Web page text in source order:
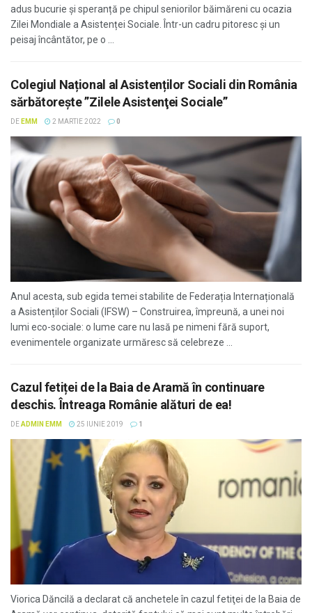
adus bucurie și speranță pe chipul seniorilor băimăreni cu ocazia
Zilei Mondiale a Asistenței Sociale. Într-un cadru pitoresc și un
peisaj încântător, pe o ...
Colegiul Național al Asistenților Sociali din România
sărbătorește ”Zilele Asistenţei Sociale”
DE EMM 2 MARTIE 2022 0
Anul acesta, sub egida temei stabilite de Federația Internațională
a Asistenților Sociali (IFSW) – Construirea, împreună, a unei noi
lumi eco-sociale: o lume care nu lasă pe nimeni fără suport,
evenimentele organizate urmăresc să celebreze ...
Cazul fetiței de la Baia de Aramă în continuare
deschis. Întreaga Românie alături de ea!
DEADMIN EMM 25 IUNIE 2019 1
Viorica Dăncilă a declarat că anchetele în cazul fetiţei de la Baia de